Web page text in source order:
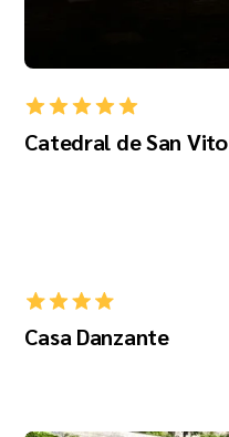
Catedral de San Vito
Casa Danzante